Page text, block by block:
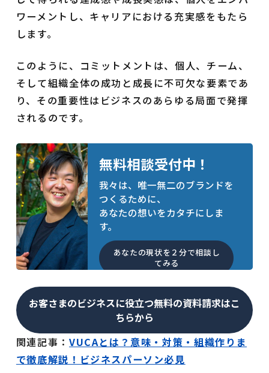
ワーメントし、キャリアにおける充実感をもたら
します。
このように、コミットメントは、個人、チーム、
そして組織全体の成功と成長に不可欠な要素であ
り、その重要性はビジネスのあらゆる局面で発揮
されるのです。
無料相談受付中！
我々は、唯一無二のブランドを
つくるために、
あなたの想いをカタチにしま
す。
あなたの現状を２分で相談し
てみる
お客さまのビジネスに役立つ無料の資料請求はこ
ちらから
関連記事： VUCAとは？意味・対策・組織作りま
で徹底解説！ビジネスパーソン必見